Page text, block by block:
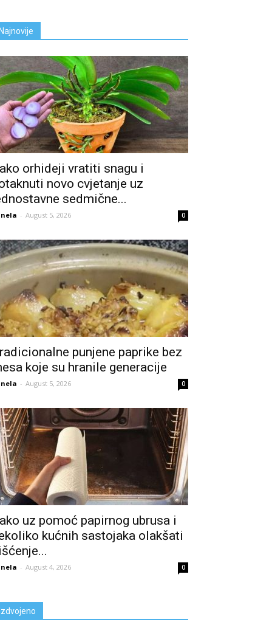
Najnovije
orhideji vratiti snagu i
novo cvjetanje uz
sedmične...
- August 5, 2026 0
punjene paprike bez
koje su hranile generacije
- August 5, 2026 0
uz pomoć papirnog ubrusa i
kućnih sastojaka olakšati
- August 4, 2026 0
Izdvojeno